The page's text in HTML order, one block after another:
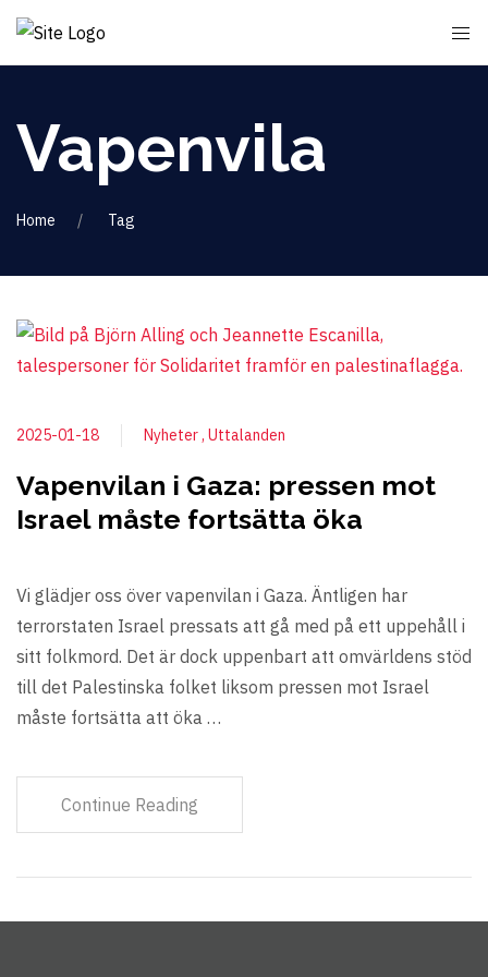
Vapenvila
Home Tag
2025-01-18 Nyheter Uttalanden
Vapenvilan i Gaza: pressen mot
Israel måste fortsätta öka
Vi glädjer oss över vapenvilan i Gaza. Äntligen har
terrorstaten Israel pressats att gå med på ett uppehåll i
sitt folkmord. Det är dock uppenbart att omvärldens stöd
till det Palestinska folket liksom pressen mot Israel
måste fortsätta att öka …
Continue Reading